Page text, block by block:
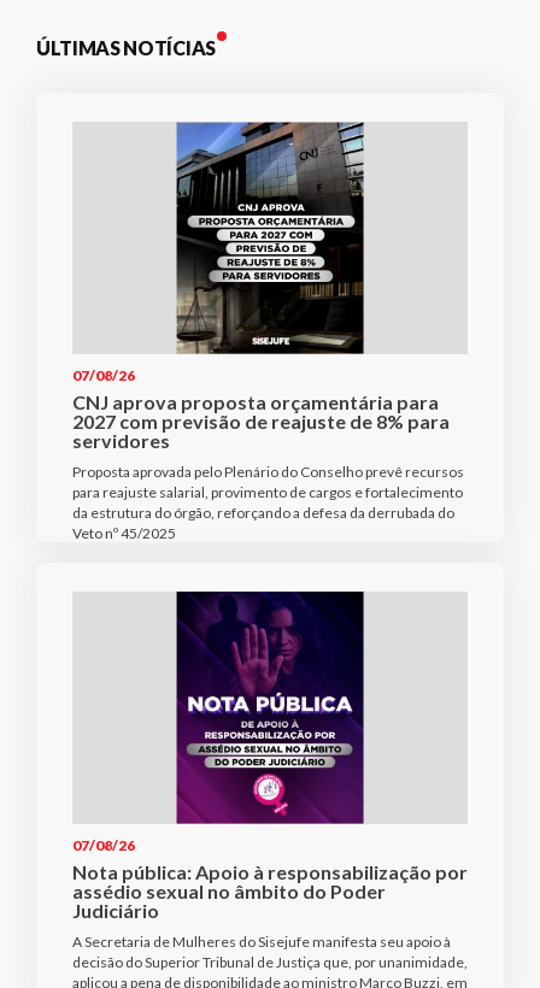
ÚLTIMAS NOTÍCIAS
07/08/26
CNJ aprova proposta orçamentária para
2027 com previsão de reajuste de 8% para
servidores
Proposta aprovada pelo Plenário do Conselho prevê recursos
para reajuste salarial, provimento de cargos e fortalecimento
da estrutura do órgão, reforçando a defesa da derrubada do
Veto nº 45/2025
07/08/26
Nota pública: Apoio à responsabilização por
assédio sexual no âmbito do Poder
Judiciário
A Secretaria de Mulheres do Sisejufe manifesta seu apoio à
decisão do Superior Tribunal de Justiça que, por unanimidade,
aplicou a pena de disponibilidade ao ministro Marco Buzzi, em